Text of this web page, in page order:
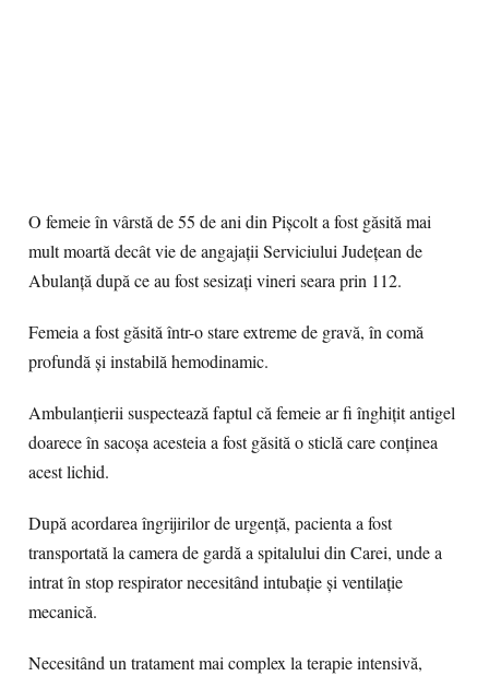
O femeie în vârstă de 55 de ani din Pişcolt a fost găsită mai
mult moartă decât vie de angajaţii Serviciului Judeţean de
Abulanţă după ce au fost sesizaţi vineri seara prin 112.
Femeia a fost găsită într-o stare extreme de gravă, în comă
profundă şi instabilă hemodinamic.
Ambulanţierii suspectează faptul că femeie ar fi înghiţit antigel
doarece în sacoşa acesteia a fost găsită o sticlă care conţinea
acest lichid.
După acordarea îngrijirilor de urgenţă, pacienta a fost
transportată la camera de gardă a spitalului din Carei, unde a
intrat în stop respirator necesitând intubaţie şi ventilaţie
mecanică.
Necesitând un tratament mai complex la terapie intensivă,